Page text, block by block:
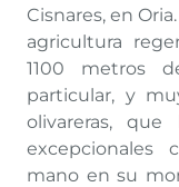
Cisnares, en
agricultura
1100 metros
particular, y
olivareras,
excepcionales
mano en su